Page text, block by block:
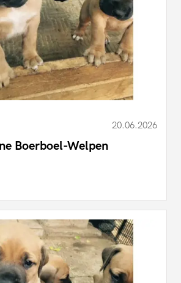
20.06.2026
Boerboel-Welpen